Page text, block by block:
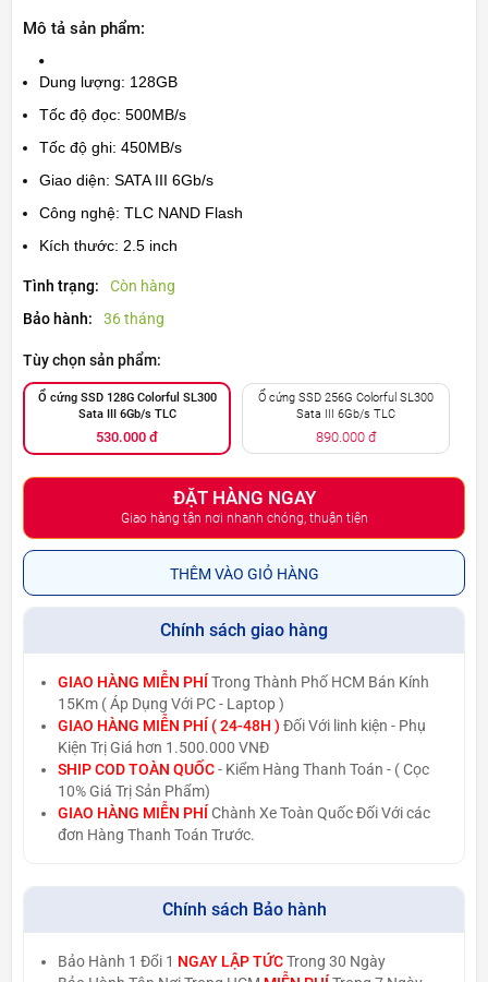
Mô tả sản phẩm:
Dung lượng: 128GB
Tốc độ đọc: 500MB/s
Tốc độ ghi: 450MB/s
Giao diện: SATA III 6Gb/s
Công nghệ: TLC NAND Flash
Kích thước: 2.5 inch
Tình trạng:
Còn hàng
Bảo hành:
36 tháng
Tùy chọn sản phẩm:
Ổ cứng SSD 128G Colorful SL300
Sata III 6Gb/s TLC
530.000 đ
Ổ cứng SSD 256G Colorful SL300
Sata III 6Gb/s TLC
890.000 đ
ĐẶT HÀNG NGAY
Giao hàng tận nơi nhanh chóng, thuận tiện
THÊM VÀO GIỎ HÀNG
Chính sách giao hàng
GIAO HÀNG MIỄN PHÍ Trong Thành Phố HCM Bán Kính
15Km ( Áp Dụng Với PC - Laptop )
GIAO HÀNG MIỄN PHÍ ( 24-48H ) Đối Với linh kiện - Phụ
Kiện Trị Giá hơn 1.500.000 VNĐ
SHIP COD TOÀN QUỐC- Kiểm Hàng Thanh Toán - ( Cọc
10% Giá Trị Sản Phẩm)
GIAO HÀNG MIỄN PHÍ Chành Xe Toàn Quốc Đối Với các
đơn Hàng Thanh Toán Trước.
Chính sách Bảo hành
Bảo Hành 1 Đổi 1 NGAY LẬP TỨCTrong 30 Ngày